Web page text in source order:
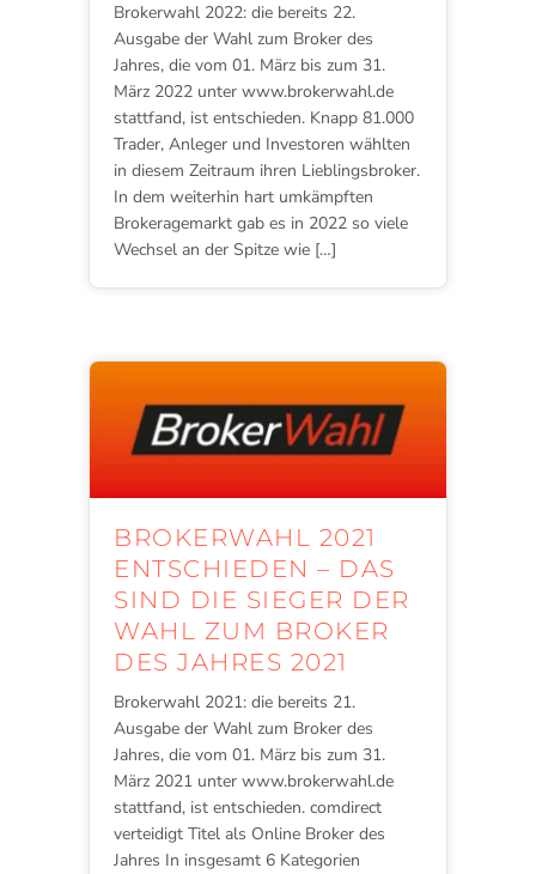
Brokerwahl 2022: die bereits 22.
Ausgabe der Wahl zum Broker des
Jahres, die vom 01. März bis zum 31.
März 2022 unter www.brokerwahl.de
stattfand, ist entschieden. Knapp 81.000
Trader, Anleger und Investoren wählten
in diesem Zeitraum ihren Lieblingsbroker.
In dem weiterhin hart umkämpften
Brokeragemarkt gab es in 2022 so viele
Wechsel an der Spitze wie […]
BROKERWAHL 2021
ENTSCHIEDEN – DAS
SIND DIE SIEGER DER
WAHL ZUM BROKER
DES JAHRES 2021
Brokerwahl 2021: die bereits 21.
Ausgabe der Wahl zum Broker des
Jahres, die vom 01. März bis zum 31.
März 2021 unter www.brokerwahl.de
stattfand, ist entschieden. comdirect
verteidigt Titel als Online Broker des
Jahres In insgesamt 6 Kategorien